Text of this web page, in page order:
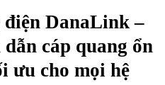
điện DanaLink –
cáp quang ổn
ưu cho mọi hệ